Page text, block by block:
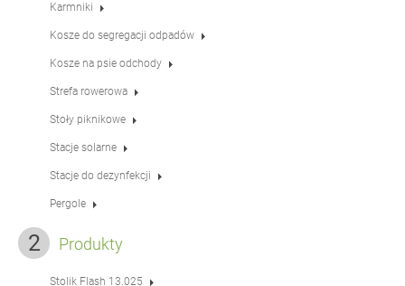
Łańcuchy
łotewski
rumuński
Karmniki
Kosze do segregacji odpadów
Kosze na psie odchody
Strefa rowerowa
Stoły piknikowe
Stacje solarne
Stacje do dezynfekcji
Pergole
Produkty
Stolik Flash 13.025